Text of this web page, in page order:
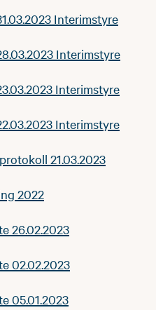
Interimstyre
Interimstyre
Interimstyre
Interimstyre
21.03.2023
2022
26.02.2023
02.02.2023
05.01.2023